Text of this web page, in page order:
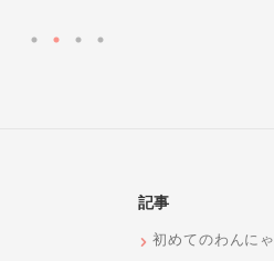
記事
初めてのわんにゃ